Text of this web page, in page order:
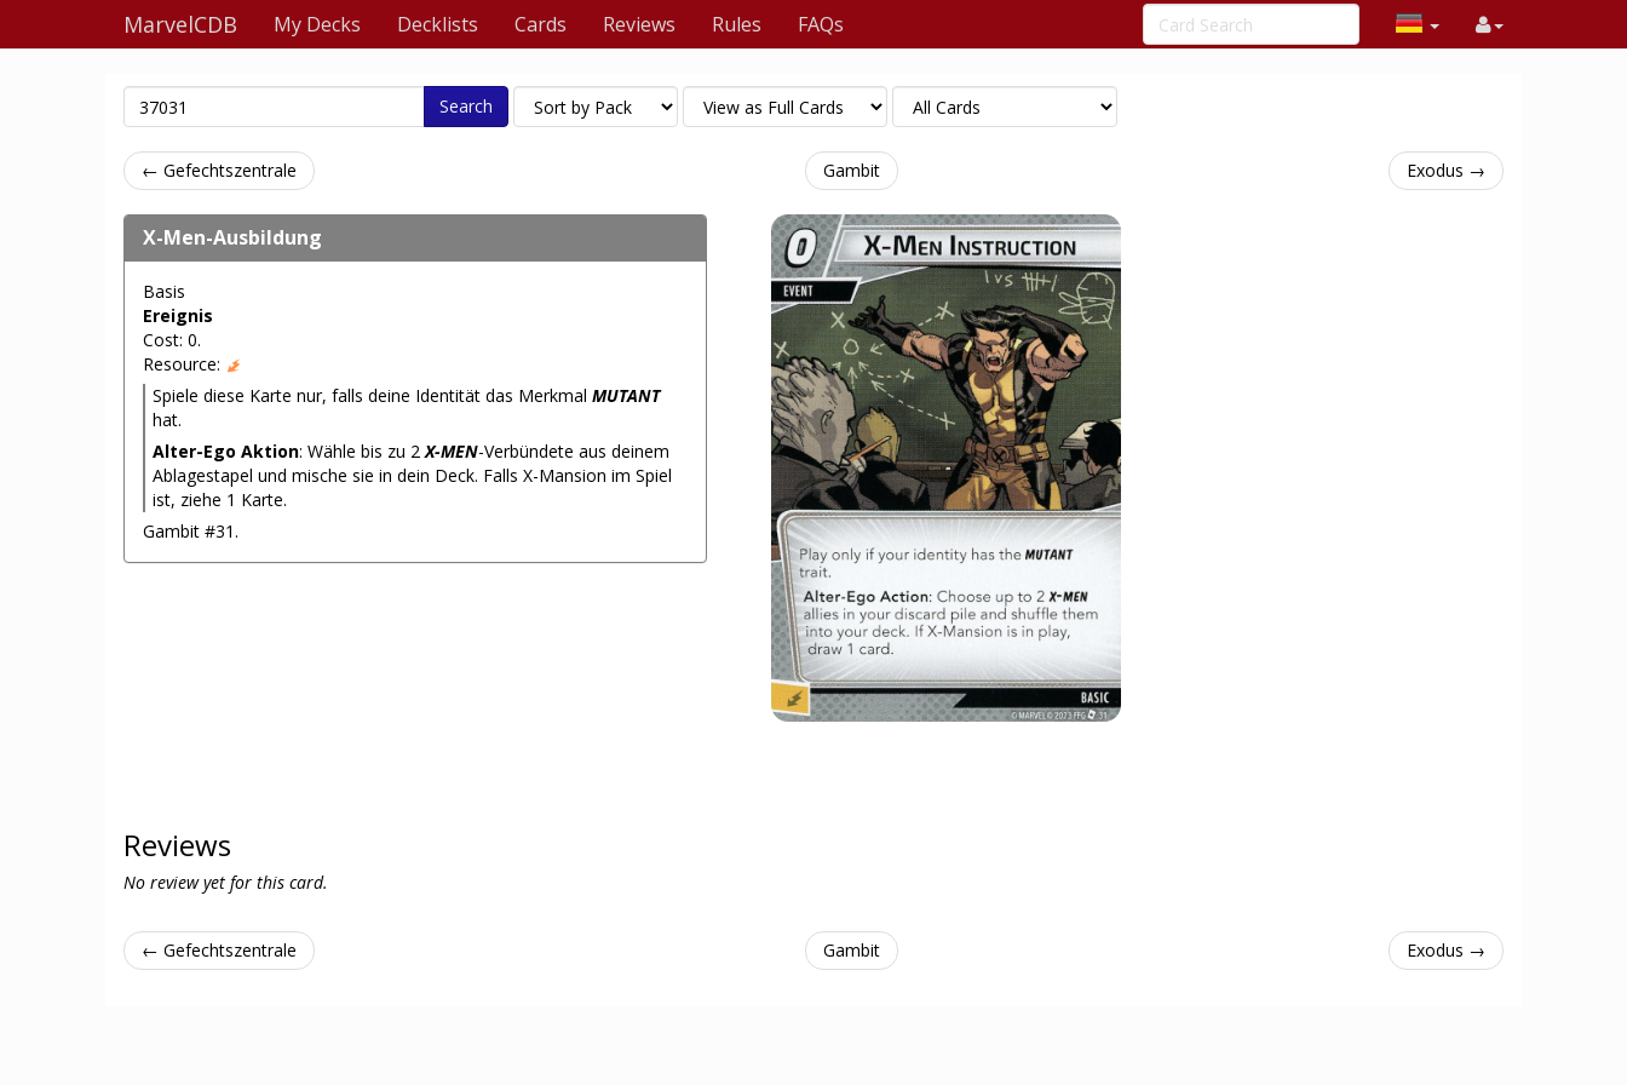
MarvelCDB My Decks Decklists Cards Reviews Rules FAQs
Search
← Gefechtszentrale Gambit Exodus →
X-Men-Ausbildung
Basis
Ereignis
Cost: 0.
Resource:
Spiele diese Karte nur, falls deine Identität das Merkmal MUTANT
hat.
Alter-Ego Aktion: Wähle bis zu 2X-MEN-Verbündete aus deinem
Ablagestapel und mische sie in dein Deck. Falls X-Mansion im Spiel
ist, ziehe 1 Karte.
Gambit #31.
Reviews
No review yet for this card.
← Gefechtszentrale Gambit Exodus →